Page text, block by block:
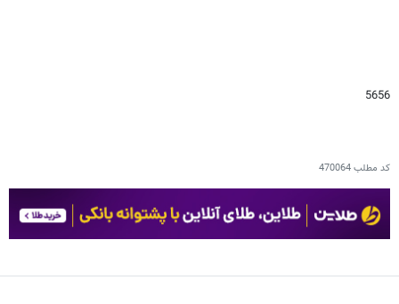
5656
کد مطلب470064